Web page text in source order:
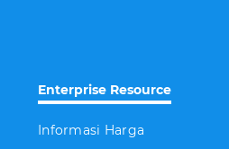
Enterprise Resource
Informasi Harga